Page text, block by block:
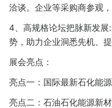
洽谈。企业等采购商参观，
4、高规格论坛把脉新发
势，助力企业洞悉先机、提
展会亮点：
亮点一：国际最新石化能
亮点二：石油石化能源新